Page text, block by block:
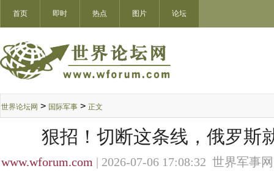
首页 即时 热点 图片 论坛
世界论坛网 > 国际军事 > 正文
狠招！切断这条线，俄罗斯
www.wforum.com | 2026-07-06 17:08:32 世界军事